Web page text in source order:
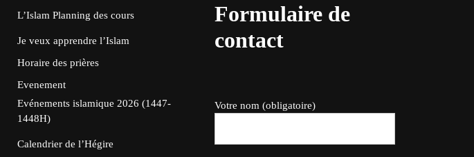
L’Islam Planning des cours
Je veux apprendre l’Islam
Horaire des prières
Evenement
Evénements islamique 2026 (1447-
1448H)
Calendrier de l’Hégire
Formulaire de
contact
Votre nom (obligatoire)